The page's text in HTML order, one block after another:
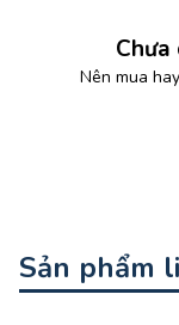
Nên mua
Sản phẩm